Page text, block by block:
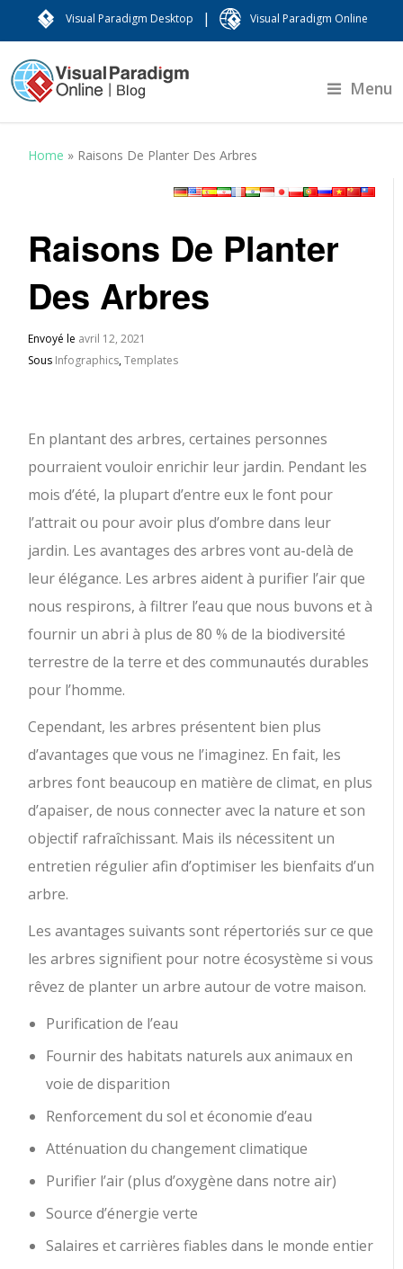
Visual Paradigm Desktop | Visual Paradigm Online
Menu
Home » Raisons De Planter Des Arbres
Raisons De Planter
Des Arbres
Envoyé le avril 12, 2021
Sous Infographics,Templates
En plantant des arbres, certaines personnes
pourraient vouloir enrichir leur jardin. Pendant les
mois d’été, la plupart d’entre eux le font pour
l’attrait ou pour avoir plus d’ombre dans leur
jardin. Les avantages des arbres vont au-delà de
leur élégance. Les arbres aident à purifier l’air que
nous respirons, à filtrer l’eau que nous buvons et à
fournir un abri à plus de 80 % de la biodiversité
terrestre de la terre et des communautés durables
pour l’homme.
Cependant, les arbres présentent bien plus
d’avantages que vous ne l’imaginez. En fait, les
arbres font beaucoup en matière de climat, en plus
d’apaiser, de nous connecter avec la nature et son
objectif rafraîchissant. Mais ils nécessitent un
entretien régulier afin d’optimiser les bienfaits d’un
arbre.
Les avantages suivants sont répertoriés sur ce que
les arbres signifient pour notre écosystème si vous
rêvez de planter un arbre autour de votre maison.
Purification de l’eau
Fournir des habitats naturels aux animaux en
voie de disparition
Renforcement du sol et économie d’eau
Atténuation du changement climatique
Purifier l’air (plus d’oxygène dans notre air)
Source d’énergie verte
Salaires et carrières fiables dans le monde entier